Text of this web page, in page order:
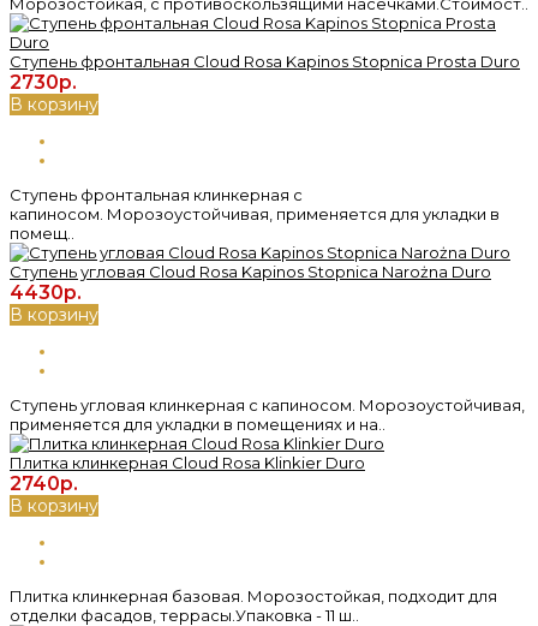
Ступень фронтальная Cloud Rosa Kapinos Stopnica Prosta Duro
2730р.
В корзину
Ступень фронтальная клинкерная с
капиносом. Морозоустойчивая, применяется для укладки в
помещ..
Ступень угловая Cloud Rosa Kapinos Stopnica Narożna Duro
4430р.
В корзину
Ступень угловая клинкерная с капиносом. Морозоустойчивая,
применяется для укладки в помещениях и на..
Плитка клинкерная Cloud Rosa Klinkier Duro
2740р.
В корзину
Плитка клинкерная базовая. Морозостойкая, подходит для
отделки фасадов, террасы.Упаковка - 11 ш..